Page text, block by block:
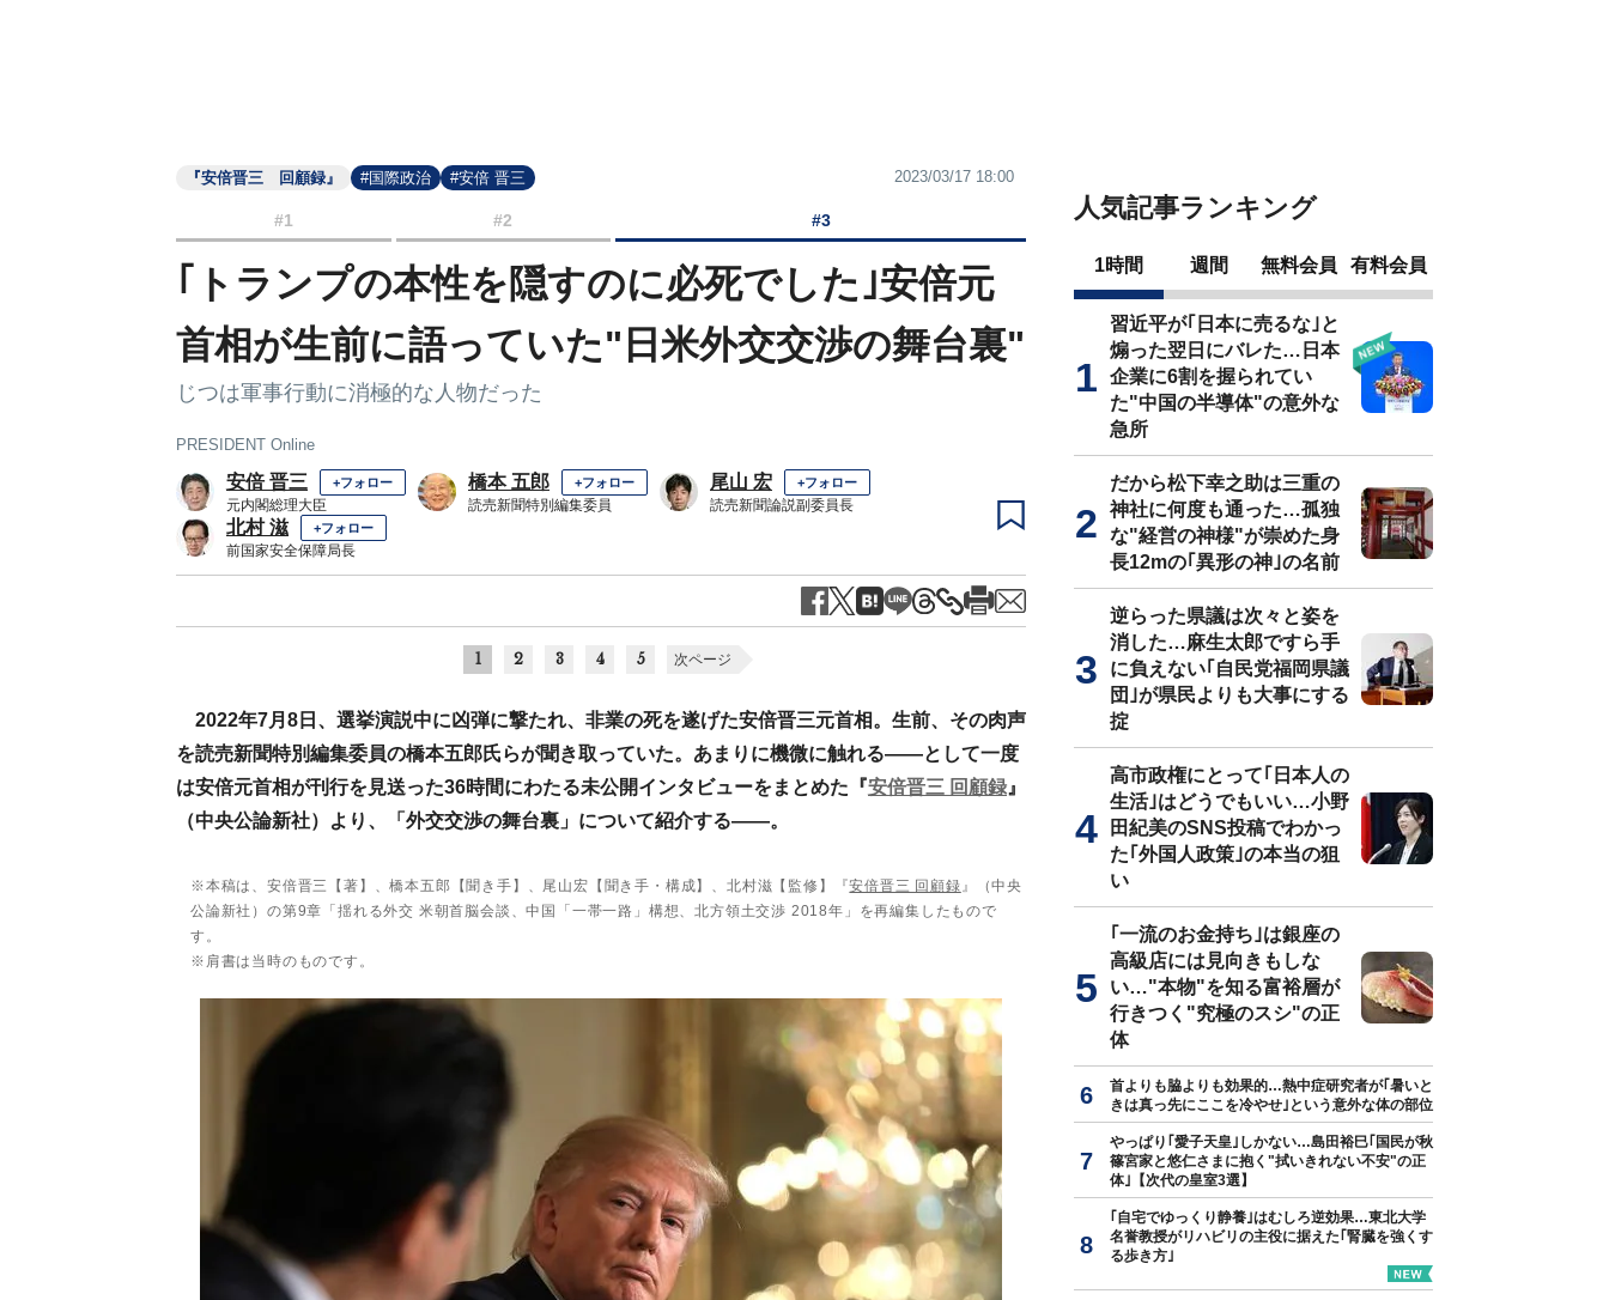
『安倍晋三 回顧録』 #国際政治 #安倍 晋三 2023/03/17 18:00
#1 #2 #3
｢トランプの本性を隠すのに必死でした｣安倍元
首相が生前に語っていた"日米外交交渉の舞台裏"
じつは軍事行動に消極的な人物だった
PRESIDENT Online
安倍 晋三 +フォロー
元内閣総理大臣
橋本 五郎 +フォロー
読売新聞特別編集委員
尾山 宏 +フォロー
読売新聞論説副委員長
北村 滋 +フォロー
前国家安全保障局長
1 2 3 4 5 次ページ
2022年7月8日、選挙演説中に凶弾に撃たれ、非業の死を遂げた安倍晋三元首相。生前、その肉声
を読売新聞特別編集委員の橋本五郎氏らが聞き取っていた。あまりに機微に触れる――として一度
は安倍元首相が刊行を見送った36時間にわたる未公開インタビューをまとめた『安倍晋三 回顧録 』
（中央公論新社）より、「外交交渉の舞台裏」について紹介する――。
※本稿は、安倍晋三【著】、橋本五郎【聞き手】、尾山宏【聞き手・構成】、北村滋【監修】『安倍晋三 回顧録 』（中央
公論新社）の第9章「揺れる外交 米朝首脳会談、中国「一帯一路」構想、北方領土交渉 2018年」を再編集したもので
す。
※肩書は当時のものです。
人気記事ランキング
1時間 週間 無料会員 有料会員
習近平が｢日本に売るな｣と
煽った翌日にバレた…日本
企業に6割を握られてい
た"中国の半導体"の意外な
急所
だから松下幸之助は三重の
神社に何度も通った…孤独
な"経営の神様"が崇めた身
長12mの｢異形の神｣の名前
逆らった県議は次々と姿を
消した…麻生太郎ですら手
に負えない｢自民党福岡県議
団｣が県民よりも大事にする
掟
高市政権にとって｢日本人の
生活｣はどうでもいい…小野
田紀美のSNS投稿でわかっ
た｢外国人政策｣の本当の狙
い
｢一流のお金持ち｣は銀座の
高級店には見向きもしな
い…"本物"を知る富裕層が
行きつく"究極のスシ"の正
体
首よりも脇よりも効果的…熱中症研究者が｢暑いと
きは真っ先にここを冷やせ｣という意外な体の部位
やっぱり｢愛子天皇｣しかない…島田裕巳｢国民が秋
篠宮家と悠仁さまに抱く"拭いきれない不安"の正
体｣【次代の皇室3選】
｢自宅でゆっくり静養｣はむしろ逆効果…東北大学
名誉教授がリハビリの主役に据えた｢腎臓を強くす
る歩き方｣